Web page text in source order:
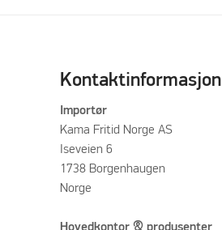
Kontaktinformasjon
Importør
Kama Fritid Norge AS
Iseveien 6
1738 Borgenhaugen
Norge
Hovedkontor & produsenter